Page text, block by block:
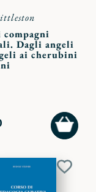
Dagli angeli
ai cherubini
AL